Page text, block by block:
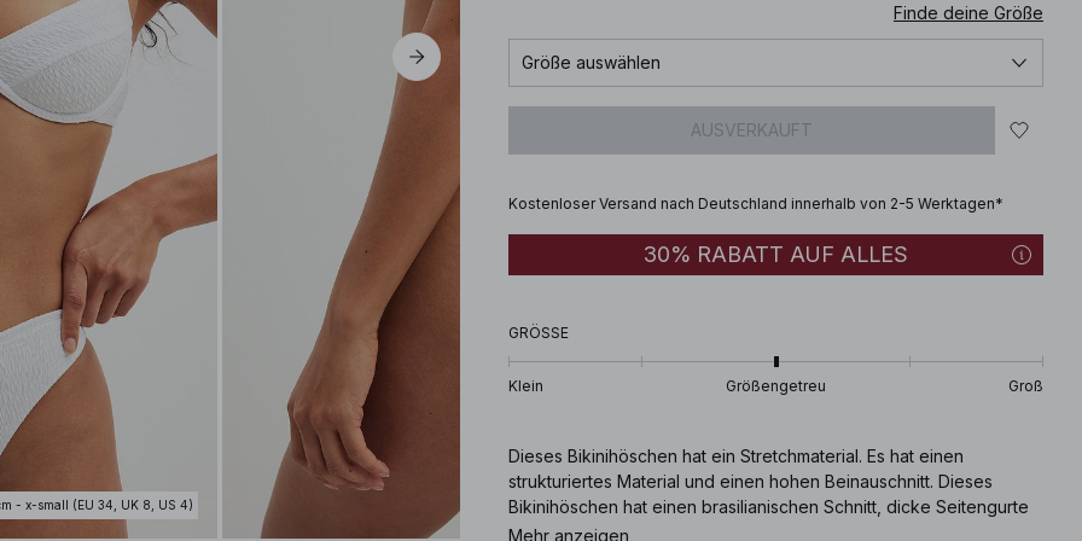
- x-small (EU 34, UK 8, US 4)
Finde deine Größe
Größe auswählen
AUSVERKAUFT
Kostenloser Versand nach Deutschland innerhalb von 2-5 Werktagen*
30% RABATT AUF ALLES
GRÖSSE
Klein Größengetreu Groß
Dieses Bikinihöschen hat ein Stretchmaterial. Es hat einen
strukturiertes Material und einen hohen Beinauschnitt. Dieses
Bikinihöschen hat einen brasilianischen Schnitt, dicke Seitengurte
und ein Futter. Dieses Bikinihöschen ist erhältlich in weiβ.
Mehr anzeigen